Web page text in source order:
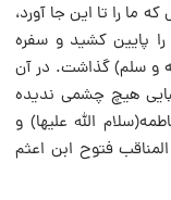
ما را تا این جا آورد،
را پایین کشید و سفره
و سلم) گذاشت. در آن
هیچ چشمی ندیده
الله علیها) و
فتوح ابن اعثم